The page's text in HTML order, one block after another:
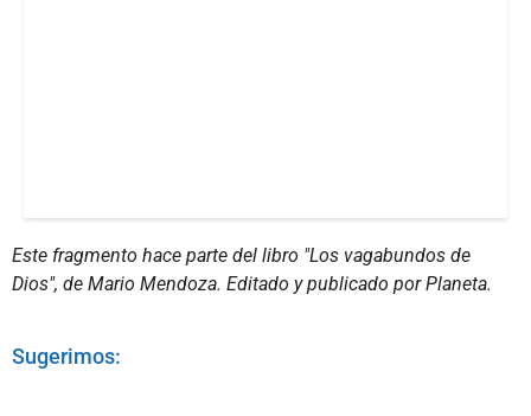
Este fragmento hace parte del libro "Los vagabundos de
Dios", de Mario Mendoza. Editado y publicado por Planeta.
Sugerimos: